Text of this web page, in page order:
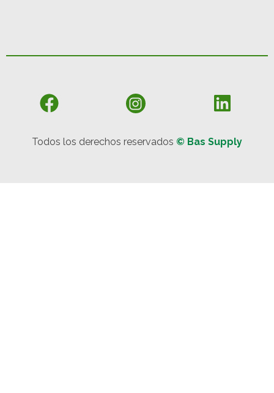
Todos los derechos reservados © Bas Supply